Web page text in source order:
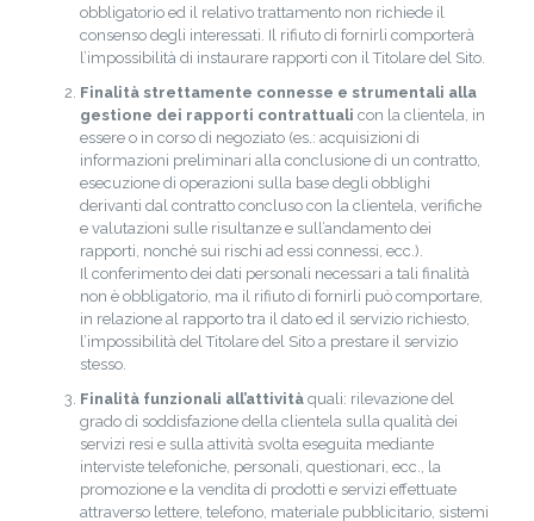
obbligatorio ed il relativo trattamento non richiede il
consenso degli interessati. Il rifiuto di fornirli comporterà
l’impossibilità di instaurare rapporti con il Titolare del Sito.
Finalità strettamente connesse e strumentali alla
gestione dei rapporti contrattuali con la clientela, in
essere o in corso di negoziato (es.: acquisizioni di
informazioni preliminari alla conclusione di un contratto,
esecuzione di operazioni sulla base degli obblighi
derivanti dal contratto concluso con la clientela, verifiche
e valutazioni sulle risultanze e sull’andamento dei
rapporti, nonché sui rischi ad essi connessi, ecc.).
Il conferimento dei dati personali necessari a tali finalità
non è obbligatorio, ma il rifiuto di fornirli può comportare,
in relazione al rapporto tra il dato ed il servizio richiesto,
l’impossibilità del Titolare del Sito a prestare il servizio
stesso.
Finalità funzionali all’attivitàquali: rilevazione del
grado di soddisfazione della clientela sulla qualità dei
servizi resi e sulla attività svolta eseguita mediante
interviste telefoniche, personali, questionari, ecc., la
promozione e la vendita di prodotti e servizi effettuate
attraverso lettere, telefono, materiale pubblicitario, sistemi